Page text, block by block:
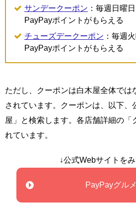
サンデークーポン ：毎週日曜
PayPayポイントがもらえる
チューズデークーポン ：毎週
PayPayポイントがもらえる
ただし、クーポンは白木屋全体では
されています。クーポンは、以下、
屋」と検索します。各店舗詳細の「
れています。
↓公式Webサイトを
PayPayグルメ